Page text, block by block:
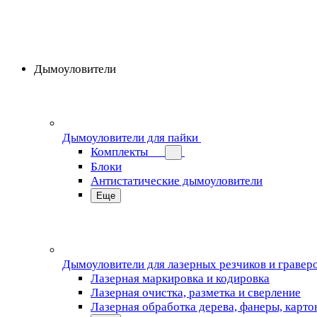
Дымоуловители
Дымоуловители для пайки
Комплекты
Блоки
Антистатические дымоуловители
Еще
Дымоуловители для лазерных резчиков и
Лазерная маркировка и кодировка
Лазерная очистка, разметка и сверление
Лазерная обработка дерева, фанеры,